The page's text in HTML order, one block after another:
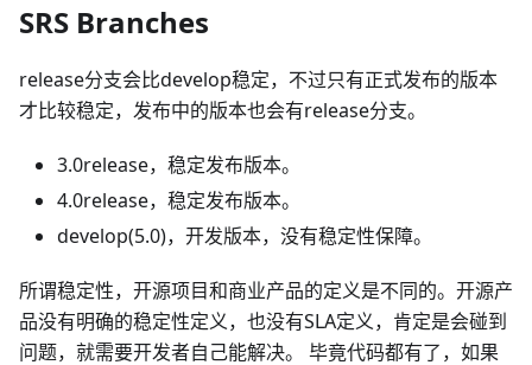
SRS Branches
release分支会比develop稳定，不过只有正式发布的版本
才比较稳定，发布中的版本也会有release分支。
3.0release，稳定发布版本。
4.0release，稳定发布版本。
develop(5.0)，开发版本，没有稳定性保障。
所谓稳定性，开源项目和商业产品的定义是不同的。开源产
品没有明确的稳定性定义，也没有SLA定义，肯定是会碰到
问题，就需要开发者自己能解决。 毕竟代码都有了，如果